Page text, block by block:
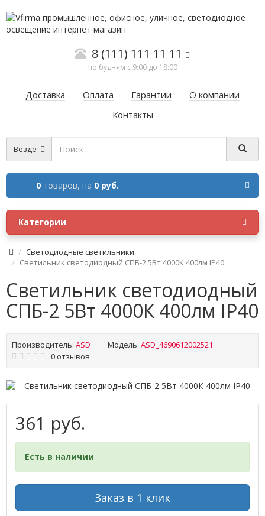
8 (111) 111 11 11
по будням с 9:00 до 18:00
Доставка Оплата Гарантии
О компании
Контакты
Везде
0 товаров, на 0 руб.
Категории
Cветодиодные светильники
Светильник светодиодный СПБ-2 5Вт 4000К 400лм IP40
Светильник светодиодный
СПБ-2 5Вт 4000К 400лм IP40
Производитель: ASD Модель: ASD_4690612002521
0 отзывов
361 руб.
Есть в наличии
Заказ в 1 клик